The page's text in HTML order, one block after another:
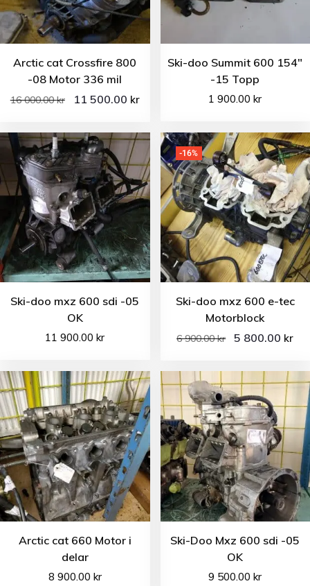
Arctic cat Crossfire 800
-08 Motor 336 mil
16 000.00kr 11 500.00 kr
Ski-doo Summit 600 154″
-15 Topp
1 900.00kr
Ski-doo mxz 600 sdi -05
OK
11 900.00kr
-16%
Ski-doo mxz 600 e-tec
Motorblock
6 900.00kr 5 800.00 kr
Arctic cat 660 Motor i
delar
8 900.00 kr
Ski-Doo Mxz 600 sdi -05
OK
9 500.00kr